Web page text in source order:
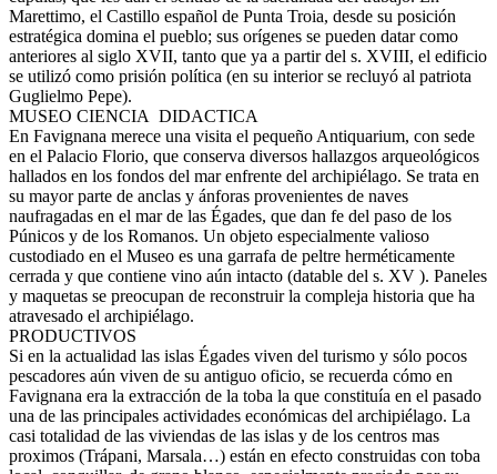
Marettimo, el Castillo español de Punta Troia, desde su posición
estratégica domina el pueblo; sus orígenes se pueden datar como
anteriores al siglo XVII, tanto que ya a partir del s. XVIII, el edificio
se utilizó como prisión política (en su interior se recluyó al patriota
Guglielmo Pepe).
MUSEO CIENCIA DIDACTICA
En Favignana merece una visita el pequeño Antiquarium, con sede
en el Palacio Florio, que conserva diversos hallazgos arqueológicos
hallados en los fondos del mar enfrente del archipiélago. Se trata en
su mayor parte de anclas y ánforas provenientes de naves
naufragadas en el mar de las Égades, que dan fe del paso de los
Púnicos y de los Romanos. Un objeto especialmente valioso
custodiado en el Museo es una garrafa de peltre herméticamente
cerrada y que contiene vino aún intacto (datable del s. XV ). Paneles
y maquetas se preocupan de reconstruir la compleja historia que ha
atravesado el archipiélago.
PRODUCTIVOS
Si en la actualidad las islas Égades viven del turismo y sólo pocos
pescadores aún viven de su antiguo oficio, se recuerda cómo en
Favignana era la extracción de la toba la que constituía en el pasado
una de las principales actividades económicas del archipiélago. La
casi totalidad de las viviendas de las islas y de los centros mas
proximos (Trápani, Marsala…) están en efecto construidas con toba